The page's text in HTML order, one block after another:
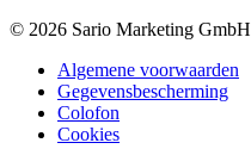
© 2026 Sario Marketing GmbH
Algemene voorwaarden
Gegevensbescherming
Colofon
Cookies